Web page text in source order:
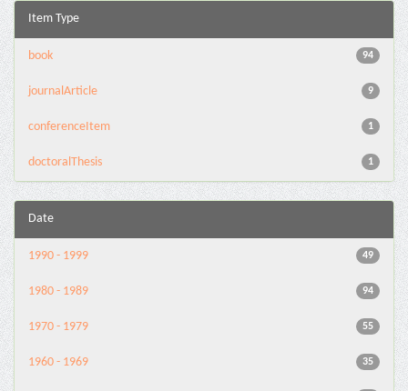
Item Type
94
book
9
journalArticle
1
conferenceItem
1
doctoralThesis
Date
49
1990 - 1999
94
1980 - 1989
55
1970 - 1979
35
1960 - 1969